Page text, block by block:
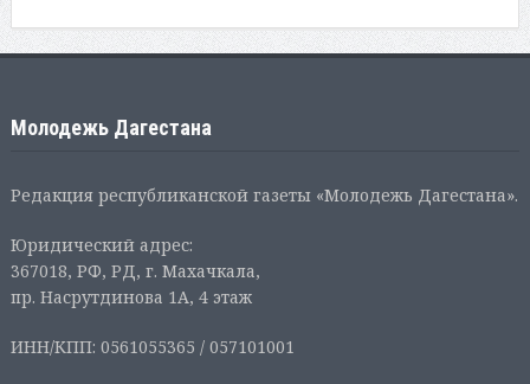
Молодежь Дагестана
Редакция республиканской газеты «Молодежь Дагестана».
Юридический адрес:
367018, РФ, РД, г. Махачкала,
пр. Насрутдинова 1А, 4 этаж
ИНН/КПП: 0561055365 / 057101001